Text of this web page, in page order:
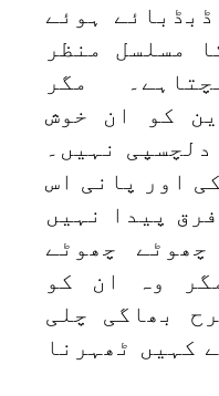
ہوئے
مسلسل منظر
مگر
کو ان خوش
نہیں۔
اور پانی اس
پیدا نہیں
چھوٹے
وہ ان کو
بھاگی چلی
کہیں ٹھہرنا